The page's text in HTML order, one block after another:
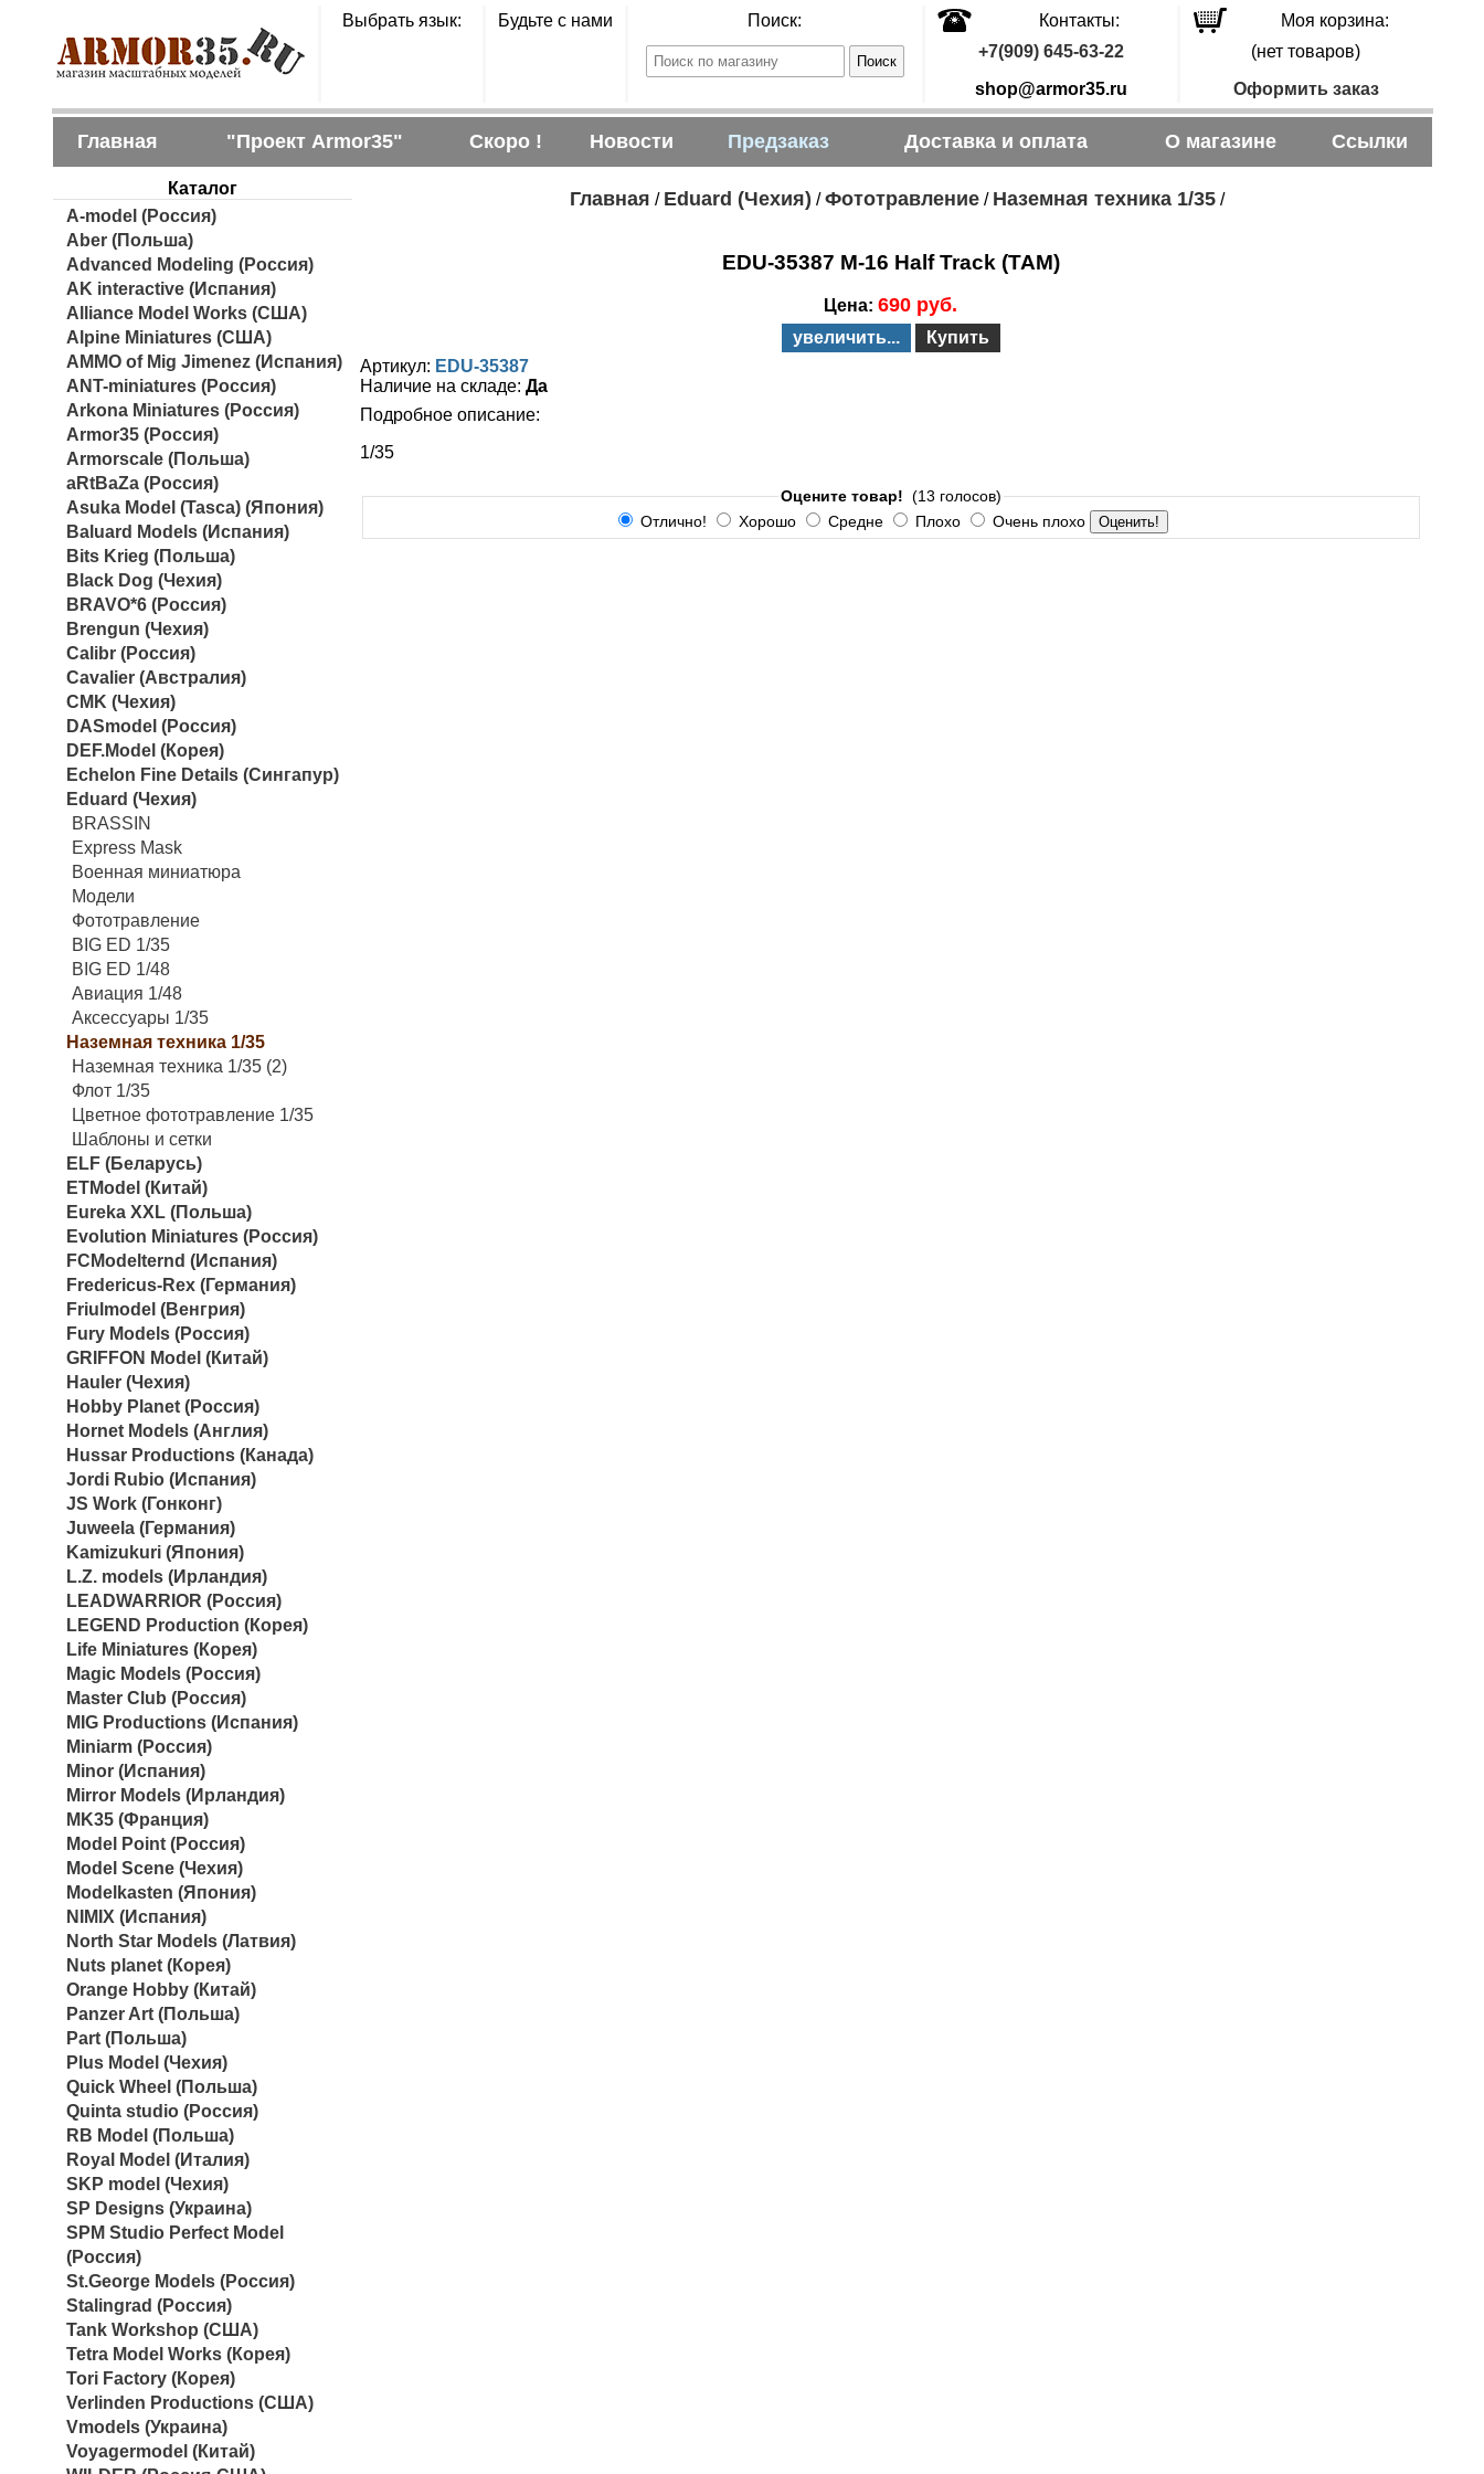
Выбрать язык: Будьте с нами Поиск: Контакты:
Моя корзина:
+7(909) 645-63-22
shop@armor35.ru
(нет товаров)
Оформить заказ
Главная "Проект Armor35" Скоро ! Новости Предзаказ Доставка и оплата О магазине Ссылки
Каталог
A-model (Россия)
Aber (Польша)
Advanced Modeling (Россия)
AK interactive (Испания)
Alliance Model Works (США)
Alpine Miniatures (США)
AMMO of Mig Jimenez (Испания)
ANT-miniatures (Россия)
Arkona Miniatures (Россия)
Armor35 (Россия)
Armorscale (Польша)
aRtBaZa (Россия)
Asuka Model (Tasca) (Япония)
Baluard Models (Испания)
Bits Krieg (Польша)
Black Dog (Чехия)
BRAVO*6 (Россия)
Brengun (Чехия)
Calibr (Россия)
Cavalier (Австралия)
CMK (Чехия)
DASmodel (Россия)
DEF.Model (Корея)
Echelon Fine Details (Сингапур)
Eduard (Чехия)
BRASSIN
Express Mask
Военная миниатюра
Модели
Фототравление
BIG ED 1/35
BIG ED 1/48
Авиация 1/48
Аксессуары 1/35
Наземная техника 1/35
Наземная техника 1/35 (2)
Флот 1/35
Цветное фототравление 1/35
Шаблоны и сетки
ELF (Беларусь)
ETModel (Китай)
Eureka XXL (Польша)
Evolution Miniatures (Россия)
FCModelternd (Испания)
Fredericus-Rex (Германия)
Friulmodel (Венгрия)
Fury Models (Россия)
GRIFFON Model (Китай)
Hauler (Чехия)
Hobby Planet (Россия)
Hornet Models (Англия)
Hussar Productions (Канада)
Jordi Rubio (Испания)
JS Work (Гонконг)
Juweela (Германия)
Kamizukuri (Япония)
L.Z. models (Ирландия)
LEADWARRIOR (Россия)
LEGEND Production (Корея)
Life Miniatures (Корея)
Magic Models (Россия)
Master Club (Россия)
MIG Productions (Испания)
Miniarm (Россия)
Minor (Испания)
Mirror Models (Ирландия)
MK35 (Франция)
Model Point (Россия)
Model Scene (Чехия)
Modelkasten (Япония)
NIMIX (Испания)
North Star Models (Латвия)
Nuts planet (Корея)
Orange Hobby (Китай)
Panzer Art (Польша)
Part (Польша)
Plus Model (Чехия)
Quick Wheel (Польша)
Quinta studio (Россия)
RB Model (Польша)
Royal Model (Италия)
SKP model (Чехия)
SP Designs (Украина)
SPM Studio Perfect Model
(Россия)
St.George Models (Россия)
Stalingrad (Россия)
Tank Workshop (США)
Tetra Model Works (Корея)
Tori Factory (Корея)
Verlinden Productions (США)
Vmodels (Украина)
Voyagermodel (Китай)
Главная / Eduard (Чехия) /Фототравление / Наземная техника 1/35 /
EDU-35387 M-16 Half Track (TAM)
Цена: 690 руб.
увеличить...
Купить
Артикул: EDU-35387
Наличие на складе: Да
Подробное описание:
1/35
Оцените товар! (13 голосов)
Отлично!
Хорошо Средне Плохо Очень плохо